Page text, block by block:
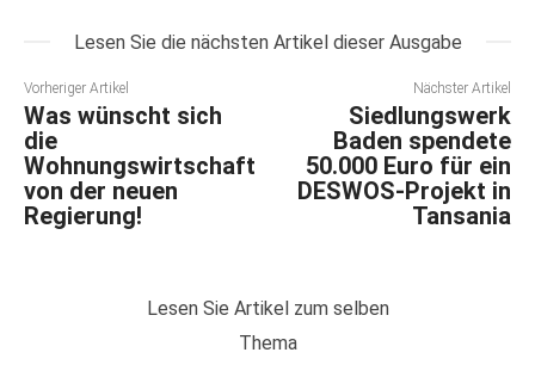
Lesen Sie die nächsten Artikel dieser Ausgabe
Vorheriger Artikel
Was wünscht sich
die
Wohnungswirtschaft
von der neuen
Regierung!
Nächster Artikel
Siedlungswerk
Baden spendete
50.000 Euro für ein
DESWOS-Projekt in
Tansania
Lesen Sie Artikel zum selben
Thema